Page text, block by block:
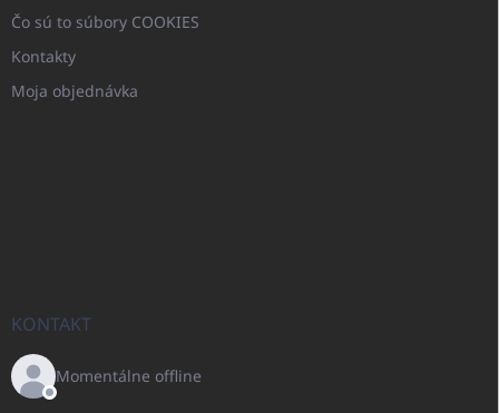
Čo sú to súbory COOKIES
Kontakty
Moja objednávka
KONTAKT
Momentálne offline